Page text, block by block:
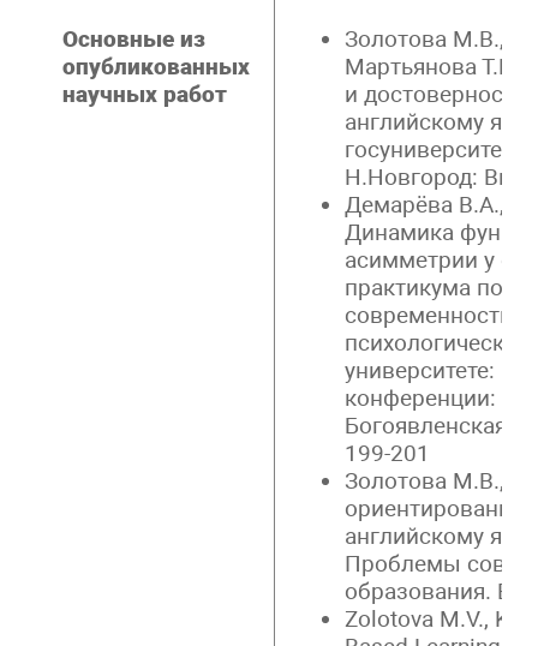
Основные из
опубликованных
научных работ
Золотова М.В.,
Мартьянова Т.В.
и достоверность
английскому
Н.Новгород:
Демарёва В.А.,
Динамика
асимметрии у
практикума по
современности:
университете:
конференции: в
Богоявленская
199-201
Золотова М.В.,
английскому
Проблемы
образования.
Zolotova M.V.,